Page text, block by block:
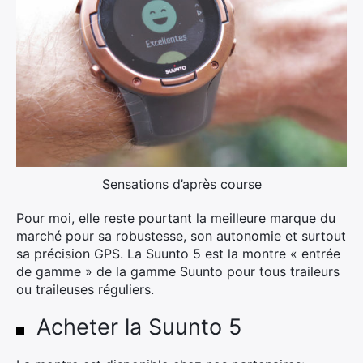
Sensations d’après course
Pour moi, elle reste pourtant la meilleure marque du
marché pour sa robustesse, son autonomie et surtout
sa précision GPS. La Suunto 5 est la montre « entrée
de gamme » de la gamme Suunto pour tous traileurs
ou traileuses réguliers.
Acheter la Suunto 5
×
Rechercher